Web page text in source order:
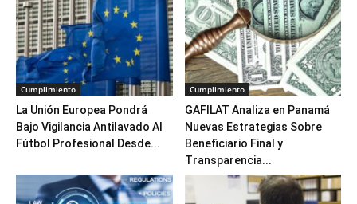
Cumplimiento
La Unión Europea Pondrá
Bajo Vigilancia Antilavado Al
Fútbol Profesional Desde...
Cumplimiento
GAFILAT Analiza en Panamá
Nuevas Estrategias Sobre
Beneficiario Final y
Transparencia...